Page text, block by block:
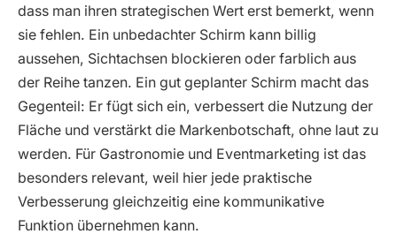
dass man ihren strategischen Wert erst bemerkt, wenn
sie fehlen. Ein unbedachter Schirm kann billig
aussehen, Sichtachsen blockieren oder farblich aus
der Reihe tanzen. Ein gut geplanter Schirm macht das
Gegenteil: Er fügt sich ein, verbessert die Nutzung der
Fläche und verstärkt die Markenbotschaft, ohne laut zu
werden. Für Gastronomie und Eventmarketing ist das
besonders relevant, weil hier jede praktische
Verbesserung gleichzeitig eine kommunikative
Funktion übernehmen kann.